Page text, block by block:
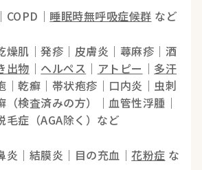
｜COPD｜ 睡眠時無呼吸症候群 など
燥肌｜発疹｜皮膚炎｜蕁麻疹｜酒
出物 ｜ ヘルペス ｜ アトピー ｜ 多汗
｜乾癬｜帯状疱疹｜口内炎｜虫刺
（検査済みの方）｜血管性浮腫｜
毛症（AGA除く）など
炎｜結膜炎｜目の充血｜花粉症 な